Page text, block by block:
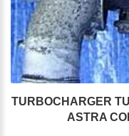
TURBOCHARGER
ASTRA